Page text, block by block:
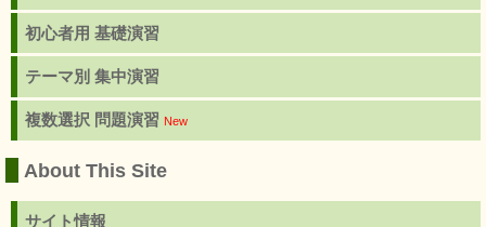
初心者用 基礎演習
テーマ別 集中演習
複数選択 問題演習 New
About This Site
サイト情報